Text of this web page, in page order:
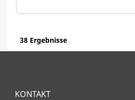
38 Ergebnisse
KONTAKT